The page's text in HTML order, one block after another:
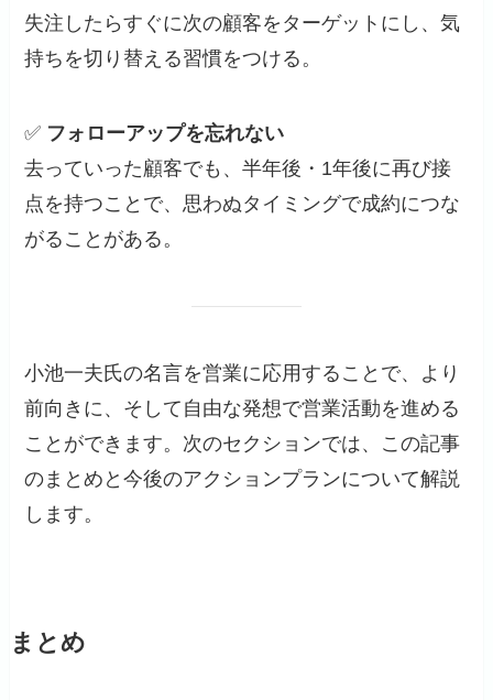
失注したらすぐに次の顧客をターゲットにし、気
持ちを切り替える習慣をつける。
✅ フォローアップを忘れない
去っていった顧客でも、半年後・1年後に再び接
点を持つことで、思わぬタイミングで成約につな
がることがある。
小池一夫氏の名言を営業に応用することで、より
前向きに、そして自由な発想で営業活動を進める
ことができます。次のセクションでは、この記事
のまとめと今後のアクションプランについて解説
します。
まとめ